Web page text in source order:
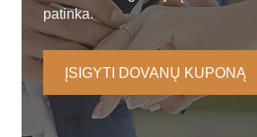
patinka.
ĮSIGYTI DOVANŲ KUPONĄ